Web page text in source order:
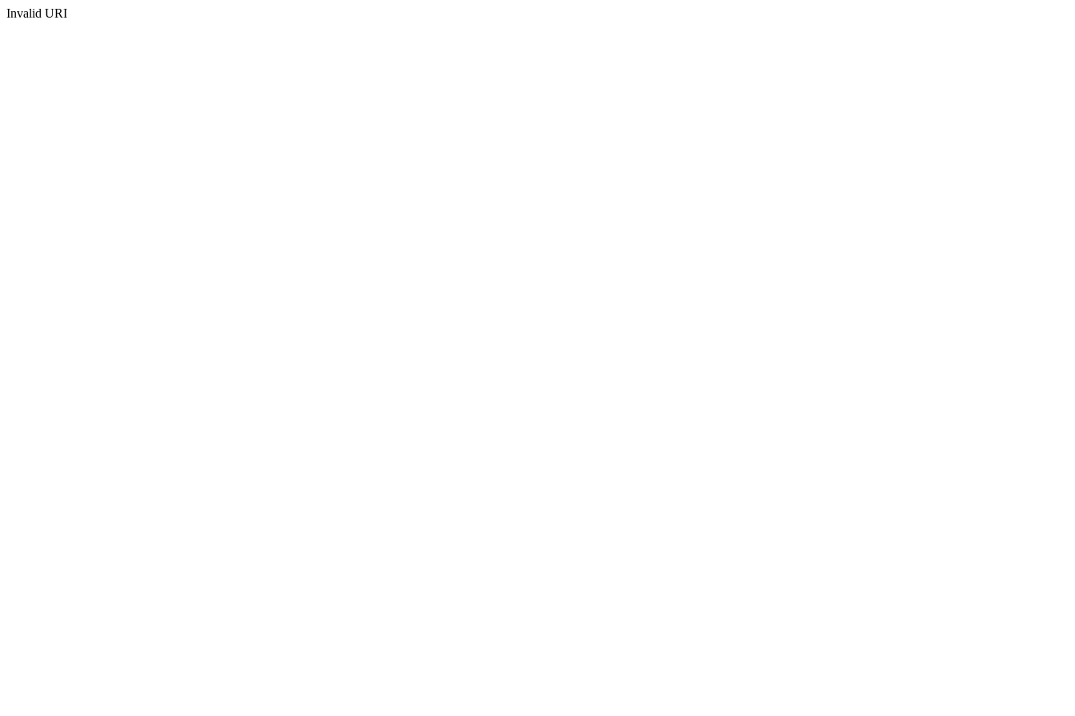
Invalid URI